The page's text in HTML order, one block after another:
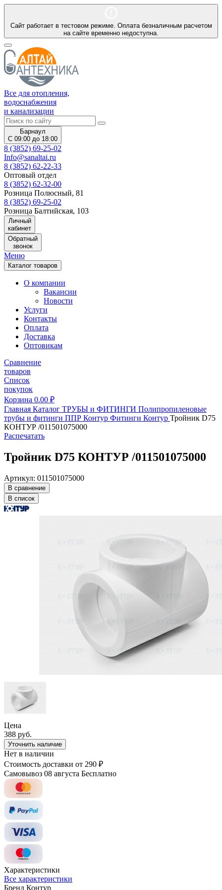
Сайт работает в тестовом режиме. Оплата безналичным расчетом
на сайте временно недоступна.
Все для отопления,
водоснабжения
и канализации
Барнаул
С 09:00 до 18:00
8 (3852) 69-25-02
Info@sanaltai.ru
8 (3852) 62-22-33
Оптовый отдел
8 (3852) 62-32-00
Розница Полюсный, 81
8 (3852) 69-25-02
Розница Балтийская, 103
Личный
кабинет
Обратный
звонок
Меню
Каталог товаров
О компании
Вакансии
Новости
Услуги
Контакты
Оплата
Доставка
Оптовикам
Сравнение
товаров
Список
покупок
Корзина 0.00 ₽
Главная Каталог ТРУБЫ и ФИТИНГИ Полипропиленовые
трубы и фитинги ППР Контур Фитинги Контур Тройник D75
КОНТУР /011501075000
Распечатать
Тройник D75 КОНТУР /011501075000
Артикул: 011501075000
В сравнение
В список
Цена
388 руб.
Уточнить наличие
Нет в наличии
Стоимость доставки от 290 ₽
Самовывоз 08 августа Бесплатно
Характеристики
Все характеристики
Бренд Контур